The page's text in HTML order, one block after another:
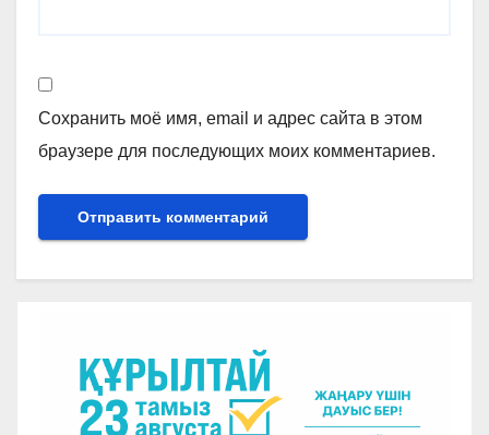
Сохранить моё имя, email и адрес сайта в этом
браузере для последующих моих комментариев.